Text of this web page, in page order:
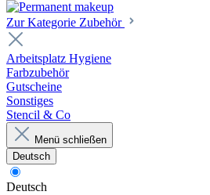
Zur Kategorie Zubehör
Arbeitsplatz Hygiene
Farbzubehör
Gutscheine
Sonstiges
Stencil & Co
Menü schließen
Deutsch
Deutsch